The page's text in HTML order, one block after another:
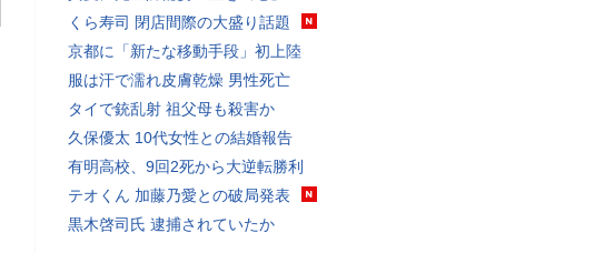
くら寿司 閉店間際の大盛り話題
京都に「新たな移動手段」初上陸
服は汗で濡れ皮膚乾燥 男性死亡
タイで銃乱射 祖父母も殺害か
久保優太 10代女性との結婚報告
有明高校、9回2死から大逆転勝利
テオくん 加藤乃愛との破局発表
黒木啓司氏 逮捕されていたか